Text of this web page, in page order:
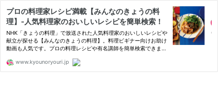
プロの料理家レシピ満載【みんなのきょうの料
理】-人気料理家のおいしいレシピを簡単検索！
NHK「きょうの料理」で放送された人気料理家のおいしいレシピや
献立が探せる【みんなのきょうの料理】。料理ビギナー向けお助け
動画も人気です。プロの料理レシピや有名講師を簡単検索できま
www.kyounoryouri.jp